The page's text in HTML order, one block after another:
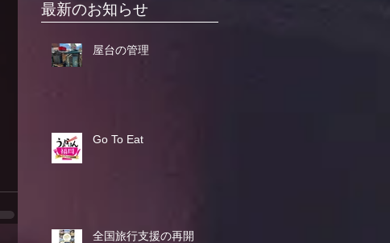
最新のお知らせ
屋台の管理
Go To Eat
全国旅行支援の再開